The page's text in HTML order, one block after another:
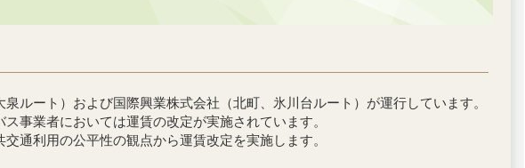
ルート）および国際興業株式会社（北町、氷川台ルート）が運行しています。
事業者においては運賃の改定が実施されています。
通利用の公平性の観点から運賃改定を実施します。